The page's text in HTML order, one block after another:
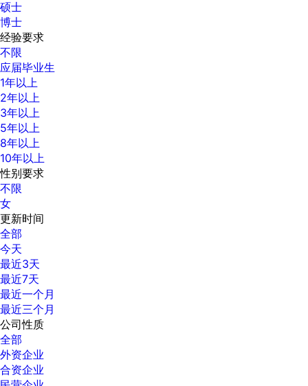
硕士
博士
经验要求
不限
应届毕业生
1年以上
2年以上
3年以上
5年以上
8年以上
10年以上
性别要求
不限
女
更新时间
全部
今天
最近3天
最近7天
最近一个月
最近三个月
公司性质
全部
外资企业
合资企业